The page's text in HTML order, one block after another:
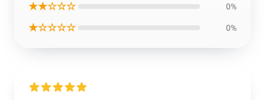
★★☆☆☆ 0%
★☆☆☆☆ 0%